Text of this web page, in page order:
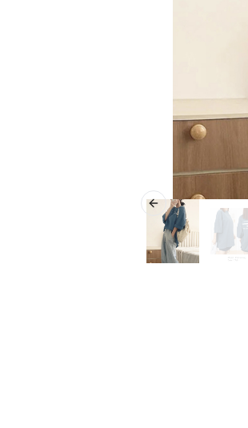
Previous slide